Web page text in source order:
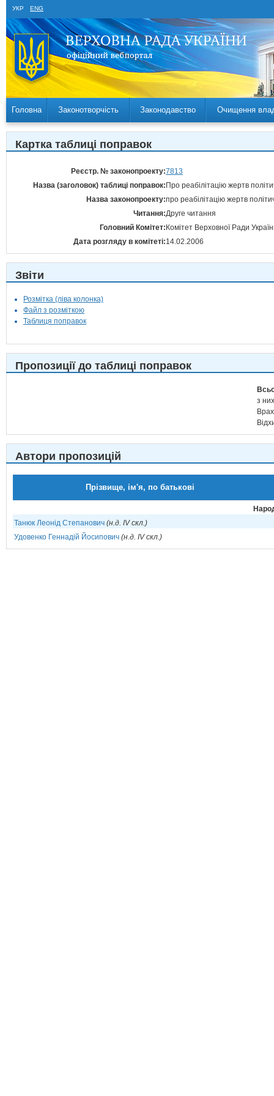
УКР ENG
Головна Законотворчість Законодавство Очищення
Картка таблиці поправок
Реєстр. № законопроекту:7813
Назва (заголовок) таблиці поправок: Про реабілітацію жертв
Назва законопроекту:про реабілітацію жертв
Читання:Друге читання
Головний Комітет: Комітет Верховної Ради
Дата розгляду в комітеті:14.02.2006
Звіти
Розмітка (ліва колонка)
Файл з розміткою
Таблиця поправок
Пропозиції до таблиці поправок
з
Автори пропозицій
Прізвище, ім'я, по батькові
Танюк Леонід Степанович (н.д. IV скл.)
Удовенко Геннадій Йосипович (н.д. IV скл.)